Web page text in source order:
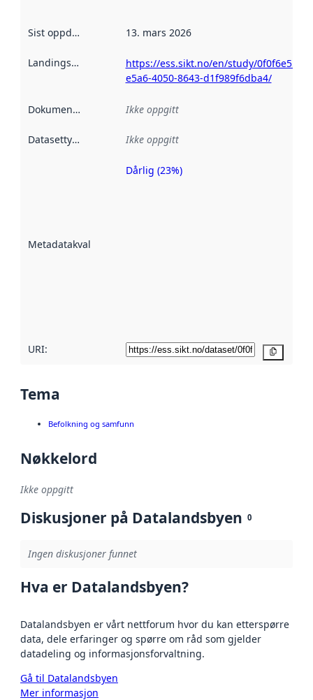
Sist oppdatert 13. mars 2026
Landingsside
https://ess.sikt.no/en/study/0f0f6e55-
e5a6-4050-8643-d1f989f6dba4/
Dokumentasjon Ikke oppgitt
Datasettype Ikke oppgitt
Metadatakvalitet
Metadatakvalitet
Dårlig (23%)
URI:
Tema
Befolkning og samfunn
Nøkkelord
Ikke oppgitt
Diskusjoner på Datalandsbyen 0
Ingen diskusjoner funnet
Hva er Datalandsbyen?
Datalandsbyen er vårt nettforum hvor du kan etterspørre
data, dele erfaringer og spørre om råd som gjelder
datadeling og informasjonsforvaltning.
Gå til Datalandsbyen
Mer informasjon